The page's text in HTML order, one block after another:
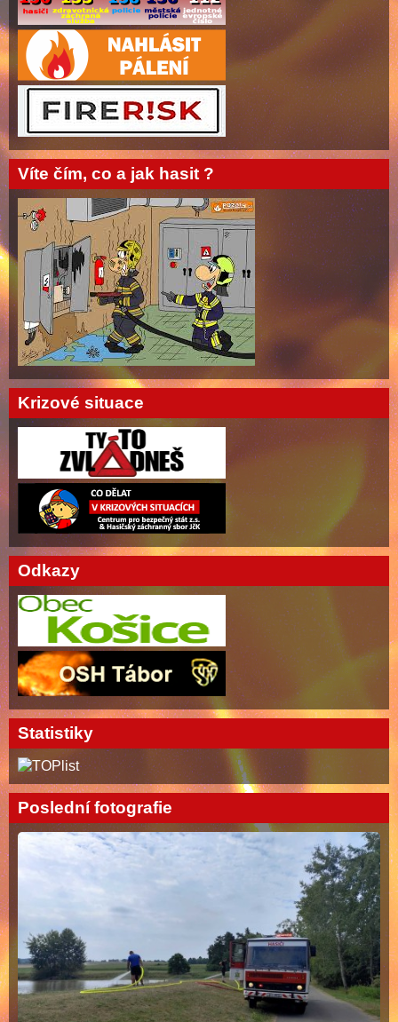
Víte čím, co a jak hasit ?
Krizové situace
Odkazy
Statistiky
Poslední fotografie